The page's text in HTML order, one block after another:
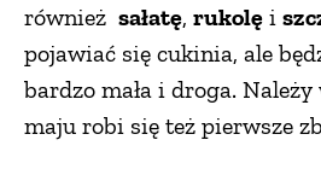
również sałatę, rukolę i
pojawiać się cukinia, ale
bardzo mała i droga.
maju robi się też pierwsze
ZRÓB TO